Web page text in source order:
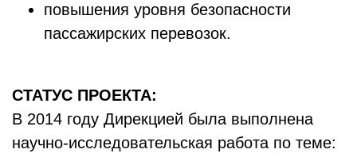
повышения уровня безопасности
пассажирских перевозок.
СТАТУС ПРОЕКТА:
В 2014 году Дирекцией была выполнена
научно-исследовательская работа по теме: